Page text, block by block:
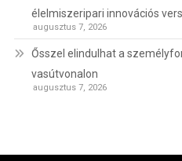
élelmiszeripari innovációs
augusztus 7, 2026
Ősszel elindulhat a
vasútvonalon
augusztus 7, 2026